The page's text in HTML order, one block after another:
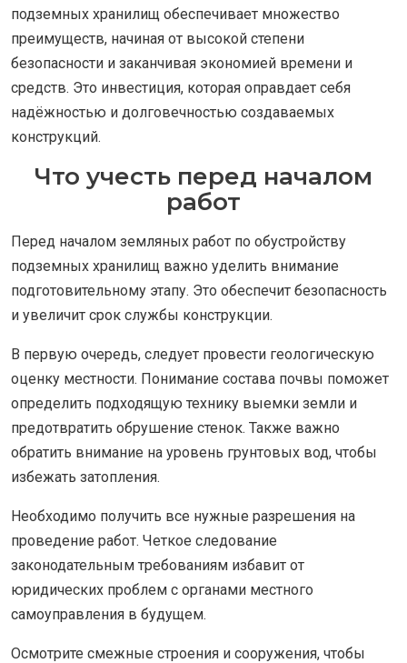
подземных хранилищ обеспечивает множество
преимуществ, начиная от высокой степени
безопасности и заканчивая экономией времени и
средств. Это инвестиция, которая оправдает себя
надёжностью и долговечностью создаваемых
конструкций.
Что учесть перед началом
работ
Перед началом земляных работ по обустройству
подземных хранилищ важно уделить внимание
подготовительному этапу. Это обеспечит безопасность
и увеличит срок службы конструкции.
В первую очередь, следует провести геологическую
оценку местности. Понимание состава почвы поможет
определить подходящую технику выемки земли и
предотвратить обрушение стенок. Также важно
обратить внимание на уровень грунтовых вод, чтобы
избежать затопления.
Необходимо получить все нужные разрешения на
проведение работ. Четкое следование
законодательным требованиям избавит от
юридических проблем с органами местного
самоуправления в будущем.
Осмотрите смежные строения и сооружения, чтобы